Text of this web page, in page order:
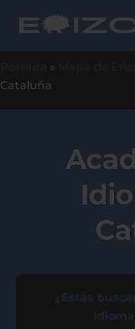
Portada » Mapa de
Cataluña
¿Estás